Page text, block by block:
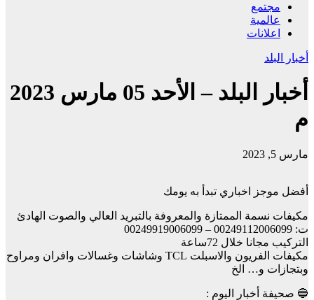
مجتمع
عالمية
اعلانات
أخبار البلد
أخبار البلد – الأحد 05 مارس 2023
م
مارس 5, 2023
أفضل موجز اخباري تبدأ به يومك
مكيفات نسمة الممتازة والمعروفة بالتبريد العالي والصوت الهادئ
ت: 00249112006099 – 00249919006099
التركيب مجانا خلال 72ساعة
مكيفات الفريون والاسبلت TCL وشاشات وغسالات وافران ومراوح
وبتجازات و… الخ
🔵 صحيفة أخبار اليوم :